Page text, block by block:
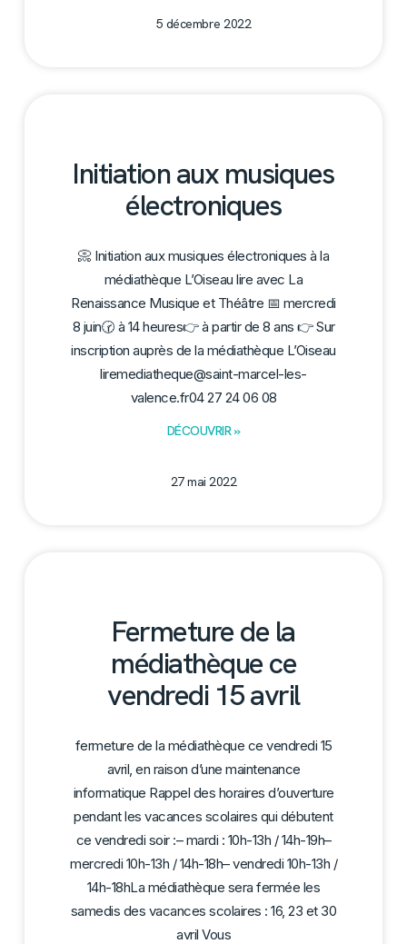
5 décembre 2022
Initiation aux musiques
électroniques
📀 Initiation aux musiques électroniques à la
médiathèque L’Oiseau lire avec La
Renaissance Musique et Théâtre 📅 mercredi
8 juin🕝 à 14 heures👉 à partir de 8 ans 👉 Sur
inscription auprès de la médiathèque L’Oiseau
liremediatheque@saint-marcel-les-
valence.fr04 27 24 06 08
DÉCOUVRIR »
27 mai 2022
Fermeture de la
médiathèque ce
vendredi 15 avril
fermeture de la médiathèque ce vendredi 15
avril, en raison d’une maintenance
informatique Rappel des horaires d’ouverture
pendant les vacances scolaires qui débutent
ce vendredi soir :– mardi : 10h-13h / 14h-19h–
mercredi 10h-13h / 14h-18h– vendredi 10h-13h /
14h-18hLa médiathèque sera fermée les
samedis des vacances scolaires : 16, 23 et 30
avril Vous